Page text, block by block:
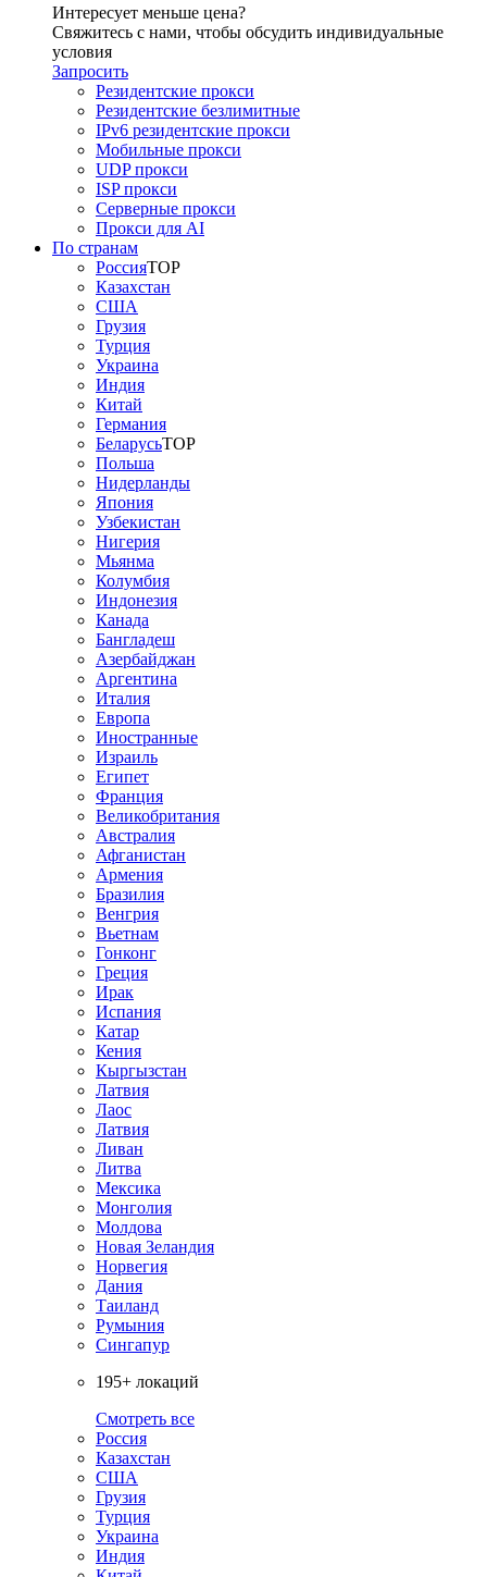
Интересует меньше цена?
Свяжитесь с нами, чтобы обсудить индивидуальные
условия
Запросить
Резидентские прокси
Резидентские безлимитные
IPv6 резидентские прокси
Мобильные прокси
UDP прокси
ISP прокси
Серверные прокси
Прокси для AI
По странам
РоссияTOP
Казахстан
США
Грузия
Турция
Украина
Индия
Китай
Германия
БеларусьTOP
Польша
Нидерланды
Япония
Узбекистан
Нигерия
Мьянма
Колумбия
Индонезия
Канада
Бангладеш
Азербайджан
Аргентина
Италия
Европа
Иностранные
Израиль
Египет
Франция
Великобритания
Австралия
Афганистан
Армения
Бразилия
Венгрия
Вьетнам
Гонконг
Греция
Ирак
Испания
Катар
Кения
Кыргызстан
Латвия
Лаос
Латвия
Ливан
Литва
Мексика
Монголия
Молдова
Новая Зеландия
Норвегия
Дания
Таиланд
Румыния
Сингапур
195+ локаций
Смотреть все
Россия
Казахстан
США
Грузия
Турция
Украина
Индия